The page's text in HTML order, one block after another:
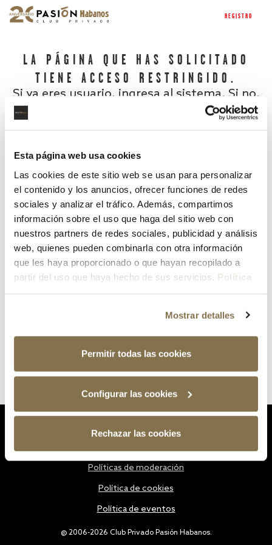
Esta página web usa cookies
Las cookies de este sitio web se usan para personalizar
el contenido y los anuncios, ofrecer funciones de redes
sociales y analizar el tráfico. Además, compartimos
información sobre el uso que haga del sitio web con
nuestros partners de redes sociales, publicidad y análisis
web, quienes pueden combinarla con otra información
que les haya proporcionado o que hayan recopilado a
partir del uso que haya hecho de sus servicios. Política
Mostrar detalles
Permitir todas las cookies
Configurar las cookies
Rechazar las cookies
REGISTRO
LA PÁGINA QUE HAS SOLICITADO
TIENE ACCESO RESTRINGIDO.
Si ya eres usuario, ingresa al sistema. Si no,
¿Has olvidado tu contraseña?
@ 2006-2026 Club Privado Pasión Habanos.
Políticas de moderación
Política de cookies
Política de eventos